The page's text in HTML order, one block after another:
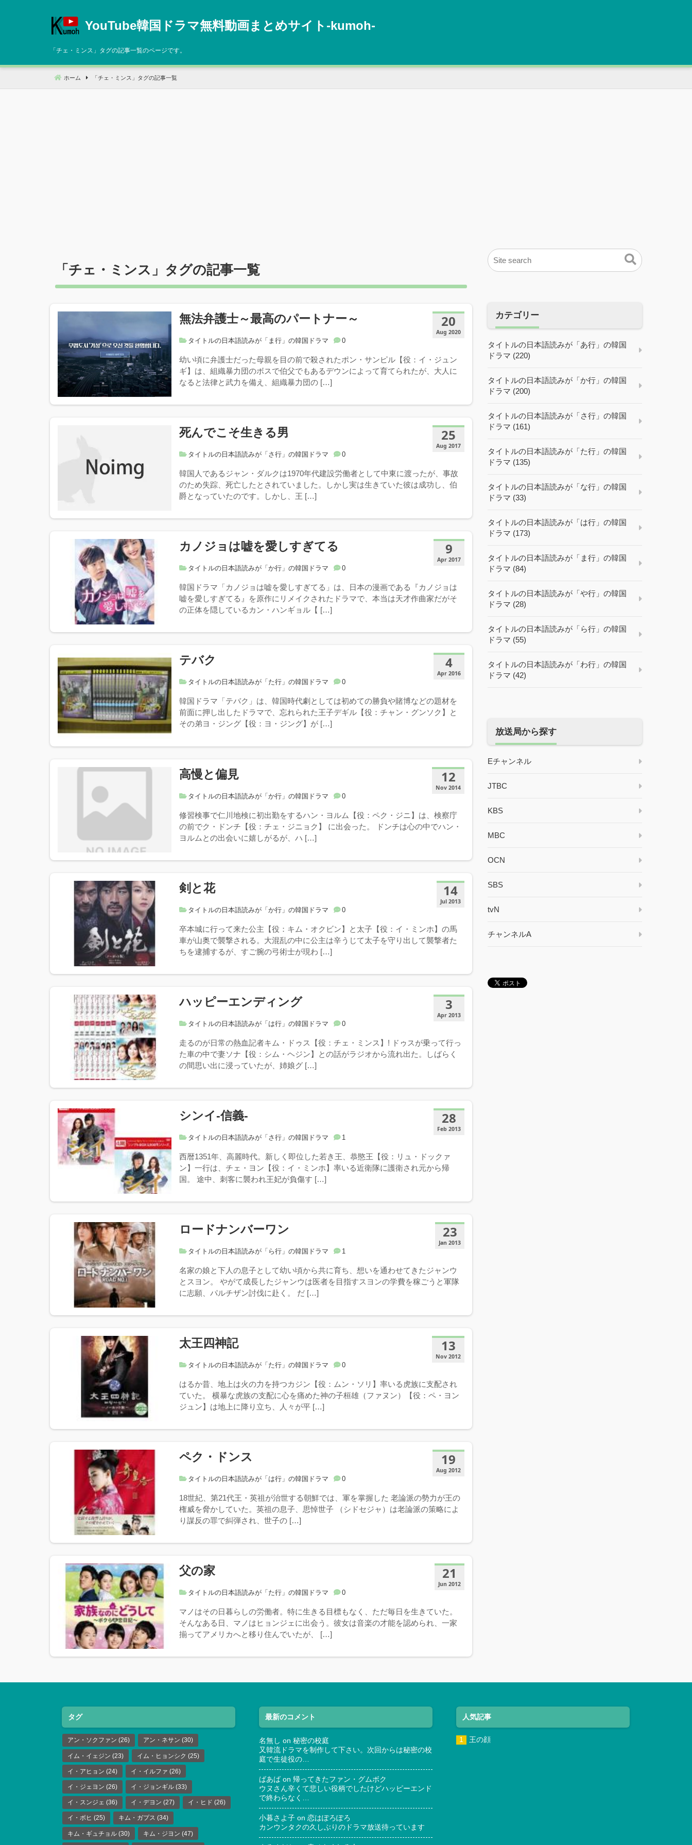
へ
動
YouTube韓国ドラマ無料動画まとめサイト‐kumoh‐
「 チェ・ミンス 」タグの記事一覧のページです。
ホーム 「 チェ・ミンス 」タグの記事一覧
「 チェ・ミンス 」タグの記事一覧
20
Aug 2020
無法弁護士～最高のパートナー～
タイトルの日本語読みが「ま行」の韓国ドラマ 0
幼い頃に弁護士だった母親を目の前で殺されたポン・サンピル【役：イ・ジュン
ギ】は、組織暴力団のボスで伯父でもあるデウンによって育てられたが、大人に
なると法律と武力を備え、組織暴力団の […]
25
Aug 2017
死んでこそ生きる男
タイトルの日本語読みが「さ行」の韓国ドラマ 0
韓国人であるジャン・ダルクは1970年代建設労働者として中東に渡ったが、事故
のため失踪、死亡したとされていました。しかし実は生きていた彼は成功し、伯
爵となっていたのです。しかし、王 […]
9
Apr 2017
カノジョは嘘を愛しすぎてる
タイトルの日本語読みが「か行」の韓国ドラマ 0
韓国ドラマ「カノジョは嘘を愛しすぎてる」は、日本の漫画である『カノジョは
嘘を愛しすぎてる』を原作にリメイクされたドラマで、本当は天才作曲家だがそ
の正体を隠しているカン・ハンギョル【 […]
4
Apr 2016
テバク
タイトルの日本語読みが「た行」の韓国ドラマ 0
韓国ドラマ「テバク」は、韓国時代劇としては初めての勝負や賭博などの題材を
前面に押し出したドラマで、忘れられた王子デギル【役：チャン・グンソク】と
その弟ヨ・ジング【役：ヨ・ジング】が […]
12
Nov 2014
高慢と偏見
タイトルの日本語読みが「か行」の韓国ドラマ 0
修習検事で仁川地検に初出勤をするハン・ヨルム【役：ペク・ジニ】は、検察庁
の前でク・ドンチ【役：チェ・ジニョク】 に出会った。 ドンチは心の中でハン・
ヨルムとの出会いに嬉しがるが、ハ […]
14
Jul 2013
剣と花
タイトルの日本語読みが「か行」の韓国ドラマ 0
卒本城に行って来た公主【役：キム・オクビン】と太子【役：イ・ミンホ】の馬
車が山奥で襲撃される。大混乱の中に公主は辛うじて太子を守り出して襲撃者た
ちを逮捕するが、すご腕の弓術士が現わ […]
3
Apr 2013
ハッピーエンディング
タイトルの日本語読みが「は行」の韓国ドラマ 0
走るのが日常の熱血記者キム・ドゥス【役：チェ・ミンス】! ドゥスが乗って行っ
た車の中で妻ソナ【役：シム・ヘジン】との話がラジオから流れ出た。しばらく
の間思い出に浸っていたが、姉娘グ […]
28
Feb 2013
シンイ-信義-
タイトルの日本語読みが「さ行」の韓国ドラマ 1
西暦1351年、高麗時代。新しく即位した若き王、恭愍王【役：リュ・ドックァ
ン】一行は、チェ・ヨン【役：イ・ミンホ】率いる近衛隊に護衛され元から帰
国。 途中、刺客に襲われ王妃が負傷す […]
23
Jan 2013
ロードナンバーワン
タイトルの日本語読みが「ら行」の韓国ドラマ 1
名家の娘と下人の息子として幼い頃から共に育ち、想いを通わせてきたジャンウ
とスヨン。 やがて成長したジャンウは医者を目指すスヨンの学費を稼ごうと軍隊
に志願、パルチザン討伐に赴く。 だ […]
13
Nov 2012
太王四神記
タイトルの日本語読みが「た行」の韓国ドラマ 0
はるか昔、地上は火の力を持つカジン【役：ムン・ソリ】率いる虎族に支配され
ていた。 横暴な虎族の支配に心を痛めた神の子桓雄（ファヌン）【役：ペ・ヨン
ジュン】は地上に降り立ち、人々が平 […]
19
Aug 2012
ペク・ドンス
タイトルの日本語読みが「は行」の韓国ドラマ 0
18世紀、第21代王・英祖が治世する朝鮮では、軍を掌握した 老論派の勢力が王の
権威を脅かしていた。英祖の息子、思悼世子 （シドセジャ）は老論派の策略によ
り謀反の罪で糾弾され、世子の […]
21
Jun 2012
父の家
タイトルの日本語読みが「た行」の韓国ドラマ 0
マノはその日暮らしの労働者。特に生きる目標もなく、ただ毎日を生きていた。
そんなある日、マノはヒョンジェに出会う。彼女は音楽の才能を認められ、一家
揃ってアメリカへと移り住んでいたが、 […]
カテゴリー
タイトルの日本語読みが「あ行」の韓国
ドラマ (220)
タイトルの日本語読みが「か行」の韓国
ドラマ (200)
タイトルの日本語読みが「さ行」の韓国
ドラマ (161)
タイトルの日本語読みが「た行」の韓国
ドラマ (135)
タイトルの日本語読みが「な行」の韓国
ドラマ (33)
タイトルの日本語読みが「は行」の韓国
ドラマ (173)
タイトルの日本語読みが「ま行」の韓国
ドラマ (84)
タイトルの日本語読みが「や行」の韓国
ドラマ (28)
タイトルの日本語読みが「ら行」の韓国
ドラマ (55)
タイトルの日本語読みが「わ行」の韓国
ドラマ (42)
放送局から探す
Eチャンネル
JTBC
KBS
MBC
OCN
SBS
tvN
チャンネルA
タグ
アン・ソクファン (26) アン・ネサン (30)
イム・イェジン (23) イム・ヒョンシク (25)
イ・アヒョン (24) イ・イルファ (26)
イ・ジェヨン (26) イ・ジョンギル (33)
イ・スンジェ (36) イ・デヨン (27) イ・ヒド (26)
イ・ボヒ (25) キム・ガプス (34)
キム・ギュチョル (30) キム・ジヨン (47)
最新のコメント
名無し on 秘密の校庭
又韓流ドラマを制作して下さい。次回からは秘密の校
庭で生徒役の…
ばあば on 帰ってきたファン・グムボク
ウヌさん辛くて悲しい役柄でしたけどハッピーエンド
で終わらなく…
小暮さよ子 on 恋はぽろぽろ
カンウンタクの久しぶりのドラマ放送待っています
人気記事
王の顔